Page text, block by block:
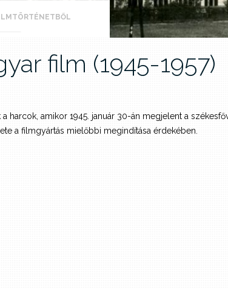
film (1945-1957)
harcok, amikor 1945. január 30-án megjelent a
a filmgyártás mielőbbi megindítása érdekében.